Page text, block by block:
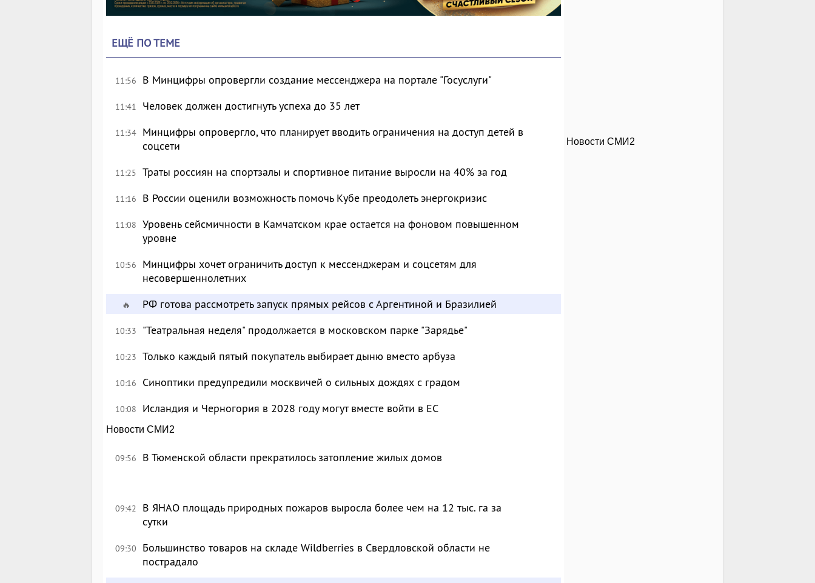
ЕЩЁ ПО ТЕМЕ
11:56 В Минцифры опровергли создание мессенджера на портале "Госуслуги"
11:41 Человек должен достигнуть успеха до 35 лет
11:34 Минцифры опровергло, что планирует вводить ограничения на доступ детей в
соцсети
11:25 Траты россиян на спортзалы и спортивное питание выросли на 40% за год
11:16 В России оценили возможность помочь Кубе преодолеть энергокризис
11:08 Уровень сейсмичности в Камчатском крае остается на фоновом повышенном
уровне
10:56
Минцифры хочет ограничить доступ к мессенджерам и соцсетям для
несовершеннолетних
🔥 РФ готова рассмотреть запуск прямых рейсов с Аргентиной и Бразилией
10:33 "Театральная неделя" продолжается в московском парке "Зарядье"
10:23 Только каждый пятый покупатель выбирает дыню вместо арбуза
10:16 Синоптики предупредили москвичей о сильных дождях с градом
10:08 Исландия и Черногория в 2028 году могут вместе войти в ЕС
Новости СМИ2
09:56 В Тюменской области прекратилось затопление жилых домов
09:42
В ЯНАО площадь природных пожаров выросла более чем на 12 тыс. га за
сутки
09:30
Большинство товаров на складе Wildberries в Свердловской области не
пострадало
Новости СМИ2